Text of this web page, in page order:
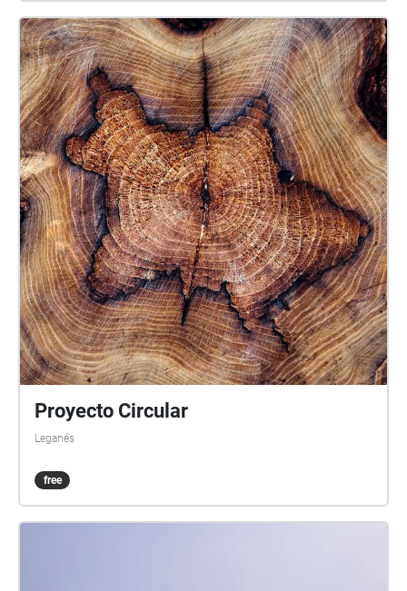
de Ávila ha sido declarado Patrimonio de la
Humanidad por la UNESCO. Sus calles empedradas
y estrechas, sus plazas pintorescas y sus edificios
históricos hacen de Ávila un lugar encantador para
explorar. Uno de los puntos destacados es la
Catedral de Ávila, una imponente estructura gótica
del siglo XII que impresiona tanto por su belleza
arquitectónica como por su tamaño. Otro lugar
emblemático de Ávila es el Convento y Museo de
Santa Teresa, dedicado a la famosa santa y
escritora mística española del siglo XVI. Este
convento es uno de los principales atractivos
religiosos de la ciudad y alberga una colección de
arte religioso y objetos personales de Santa Teresa.
Ávila también es conocida por su gastronomía,
especialmente por sus famosos chuletones de
ternera y sus yemas de Santa Teresa, un dulce típico
de la ciudad. Además, durante las festividades de la
Semana Santa, Ávila ofrece procesiones y
celebraciones religiosas tradicionales que atraen a
numerosos visitantes. En resumen, Ávila es una
ciudad llena de historia y encanto, con su magnífica
muralla, su arquitectura medieval, su patrimonio
Proyecto Circular
Leganés
free